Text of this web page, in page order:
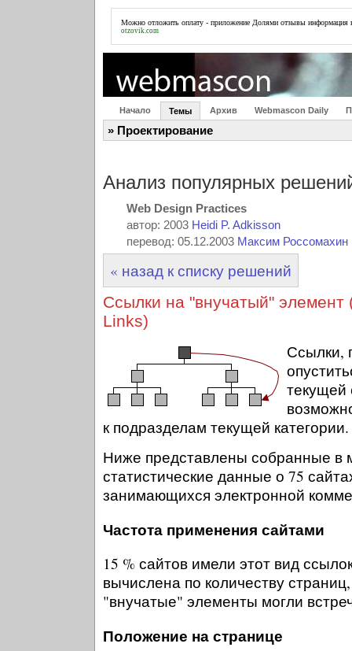
Можно отложить оплату - приложение Долями отзывы информация
otzovik.com
Начало Темы Архив Webmascon Daily
» Проектирование
Анализ популярных
Web Design Practices
автор: 2003 Heidi P. Adkisson
перевод: 05.12.2003 Максим Россомахин
« назад к списку решений
Ссылки на "внучатый" элемент
Links)
Ссылки,
текущей
к подразделам текущей категории.
Ниже представлены собранные в
статистические данные о 75
занимающихся электронной
Частота применения сайтами
15 % сайтов имели этот вид
вычислена по количеству
"внучатые" элементы могли
Положение на странице